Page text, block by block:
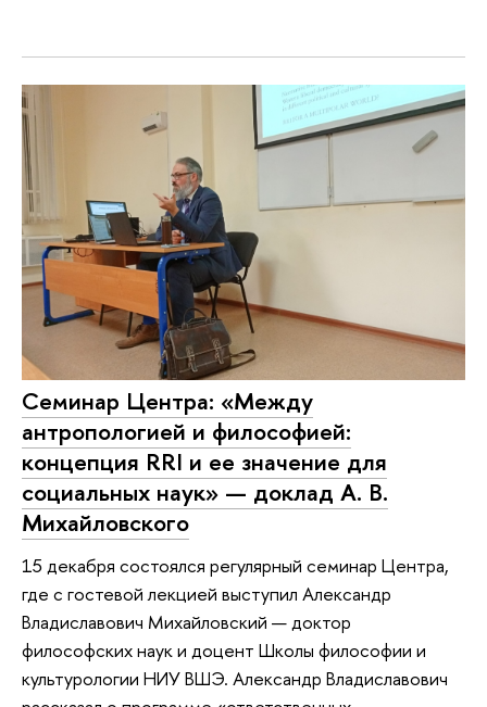
Семинар Центра: «Между
антропологией и философией:
концепция RRI и ее значение для
социальных наук» — доклад А. В.
Михайловского
15 декабря состоялся регулярный семинар Центра,
где с гостевой лекцией выступил Александр
Владиславович Михайловский — доктор
философских наук и доцент Школы философии и
культурологии НИУ ВШЭ. Александр Владиславович